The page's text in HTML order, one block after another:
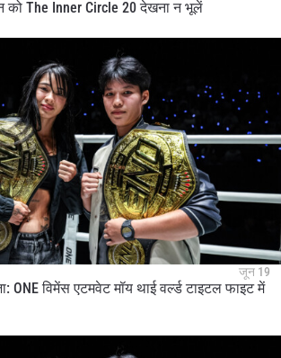
को The Inner Circle 20 देखना न भूलें
जून 19
ONE विमेंस एटमवेट मॉय थाई वर्ल्ड टाइटल फाइट में